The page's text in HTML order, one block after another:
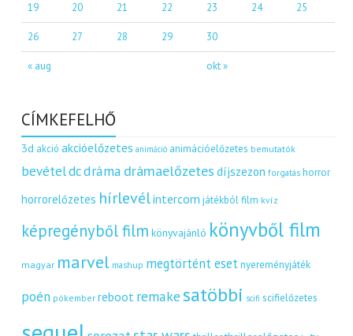
« aug okt »
19 20 21 22 23 24 25
26 27 28 29 30
CÍMKEFELHŐ
3d akció akcióelőzetes animáció animációelőzetes bemutatók
bevételdcdráma drámaelőzetes díjszezon forgatás horror
horrorelőzetes hírlevélintercom játékból film kvíz
képregényből film könyvajánló könyvből film
magyar marvel mashup megtörtént eset nyereményjáték
poén pókember reboot remakesatöbbi scifi scifielőzetes